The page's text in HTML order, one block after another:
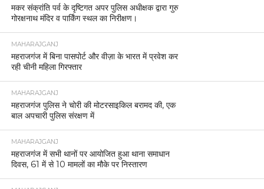
मकर संक्रांति पर्व के दृष्टिगत अपर पुलिस अधीक्षक द्वारा गुरु
गोरक्षनाथ मंदिर व पार्किंग स्थल का निरीक्षण।
MAHARAJGANJ
महराजगंज में बिना पासपोर्ट और वीज़ा के भारत में प्रवेश कर
रही चीनी महिला गिरफ्तार
MAHARAJGANJ
महराजगंज पुलिस ने चोरी की मोटरसाइकिल बरामद की, एक
बाल अपचारी पुलिस संरक्षण में
MAHARAJGANJ
महराजगंज में सभी थानों पर आयोजित हुआ थाना समाधान
दिवस, 61 में से 10 मामलों का मौके पर निस्तारण